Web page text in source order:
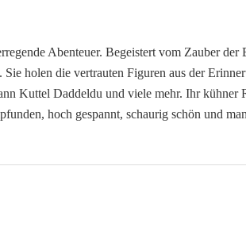
Abenteuer. Begeistert vom Zauber
holen die vertrauten Figuren aus der
Kuttel Daddeldu und viele mehr. Ihr kühner
hoch gespannt, schaurig schön und